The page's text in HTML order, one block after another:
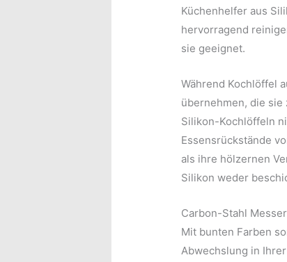
Küchenhelfer aus
hervorragend
sie geeignet.
Während Kochlöffel
übernehmen, die
Silikon-Kochlöffeln
Essensrückstände
als ihre hölzernen
Silikon weder
Carbon-Stahl
Mit bunten Farben
Abwechslung in